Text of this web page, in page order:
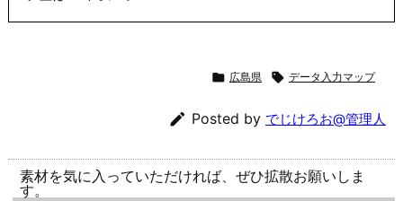
 広島県  データ入力マップ
 Posted by でじけろお@管理人
素材を気に入っていただければ、ぜひ拡散お願いしま
す。